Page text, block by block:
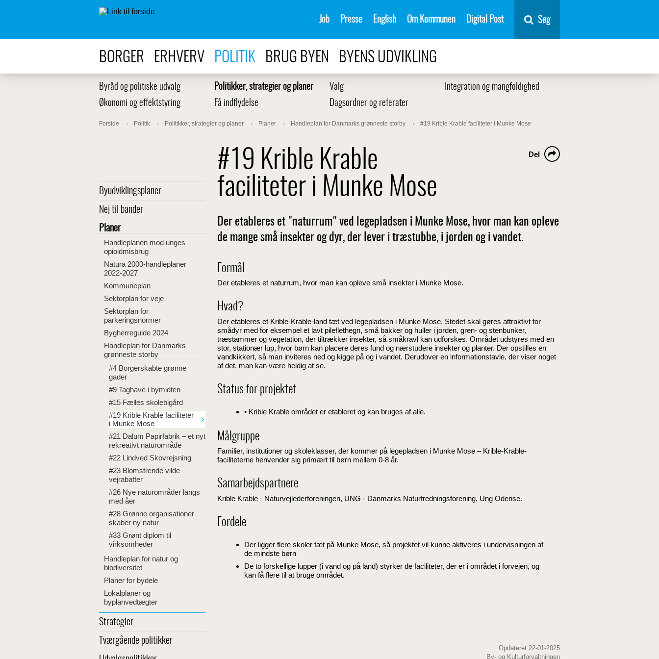
Job Presse English Om Kommunen Digital Post Søg
BORGER ERHVERV POLITIK BRUG BYEN BYENS UDVIKLING
Byråd og politiske udvalg Politikker, strategier og planer Valg
Integration og mangfoldighed
Økonomi og effektstyring
Få indflydelse Dagsordner og referater
Forside Politik Politikker, strategier og planer Planer Handleplan for Danmarks grønneste storby #19 Krible Krable faciliteter i Munke Mose
Byudviklingsplaner
Nej til bander
Planer
Handleplanen mod unges
opioidmisbrug
Natura 2000-handleplaner
2022-2027
Kommuneplan
Sektorplan for veje
Sektorplan for
parkeringsnormer
Bygherreguide 2024
Handleplan for Danmarks
grønneste storby
#4 Borgerskabte grønne
gader
#9 Taghave i bymidten
#15 Fælles skolebigård
#19 Krible Krable faciliteter
i Munke Mose
#21 Dalum Papirfabrik – et nyt
rekreativt naturområde
#22 Lindved Skovrejsning
#23 Blomstrende vilde
vejrabatter
#26 Nye naturområder langs
med åer
#28 Grønne organisationer
skaber ny natur
#33 Grønt diplom til
virksomheder
Handleplan for natur og
biodiversitet
Planer for bydele
Lokalplaner og
byplanvedtægter
Strategier
Tværgående politikker
#19 Krible Krable
faciliteter i Munke Mose
Del
Der etableres et "naturrum" ved legepladsen i Munke Mose, hvor man kan opleve
de mange små insekter og dyr, der lever i træstubbe, i jorden og i vandet.
Formål
Der etableres et naturrum, hvor man kan opleve små insekter i Munke Mose.
Hvad?
Der etableres et Krible-Krable-land tæt ved legepladsen i Munke Mose. Stedet skal gøres attraktivt for
smådyr med for eksempel et lavt pileflethegn, små bakker og huller i jorden, gren- og stenbunker,
træstammer og vegetation, der tiltrækker insekter, så småkravl kan udforskes. Området udstyres med en
stor, stationær lup, hvor børn kan placere deres fund og nærstudere insekter og planter. Der opstilles en
vandkikkert, så man inviteres ned og kigge på og i vandet. Derudover en informationstavle, der viser noget
af det, man kan være heldig at se.
Status for projektet
• Krible Krable området er etableret og kan bruges af alle.
Målgruppe
Familier, institutioner og skoleklasser, der kommer på legepladsen i Munke Mose – Krible-Krable-
faciliteterne henvender sig primært til børn mellem 0-8 år.
Samarbejdspartnere
Krible Krable - Naturvejlederforeningen, UNG - Danmarks Naturfredningsforening, Ung Odense.
Fordele
Der ligger flere skoler tæt på Munke Mose, så projektet vil kunne aktiveres i undervisningen af
de mindste børn
De to forskellige lupper (i vand og på land) styrker de faciliteter, der er i området i forvejen, og
kan få flere til at bruge området.
Opdateret 22-01-2025
By- og Kulturforvaltningen